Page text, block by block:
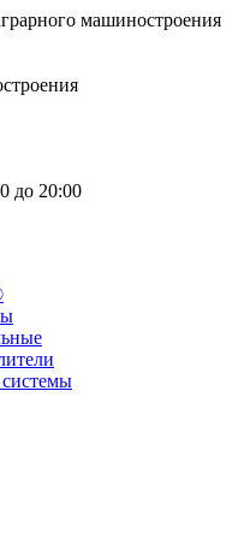
машиностроения
до 20:00